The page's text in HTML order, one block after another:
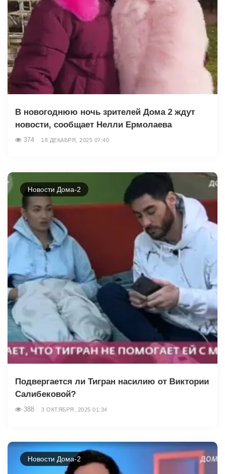
В новогоднюю ночь зрителей Дома 2 ждут
новости, сообщает Нелли Ермолаева
374 18 ДЕКАБРЯ, 2025 07:40
Новости Дома-2
Подвергается ли Тигран насилию от Виктории
Салибековой?
388 3 ОКТЯБРЯ, 2025 01:34
Новости Дома-2